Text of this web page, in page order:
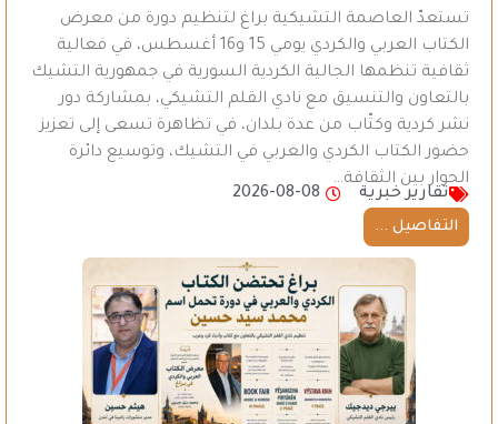
تستعدّ العاصمة التشيكية براغ لتنظيم دورة من معرض
الكتاب العربي والكردي يومي 15 و16 أغسطس، في فعالية
ثقافية تنظمها الجالية الكردية السورية في جمهورية التشيك
بالتعاون والتنسيق مع نادي القلم التشيكي، بمشاركة دور
نشر كردية وكتّاب من عدة بلدان، في تظاهرة تسعى إلى تعزيز
حضور الكتاب الكردي والعربي في التشيك، وتوسيع دائرة
الحوار بين الثقافة…
تقارير خبرية
2026-08-08
التفاصيل ...